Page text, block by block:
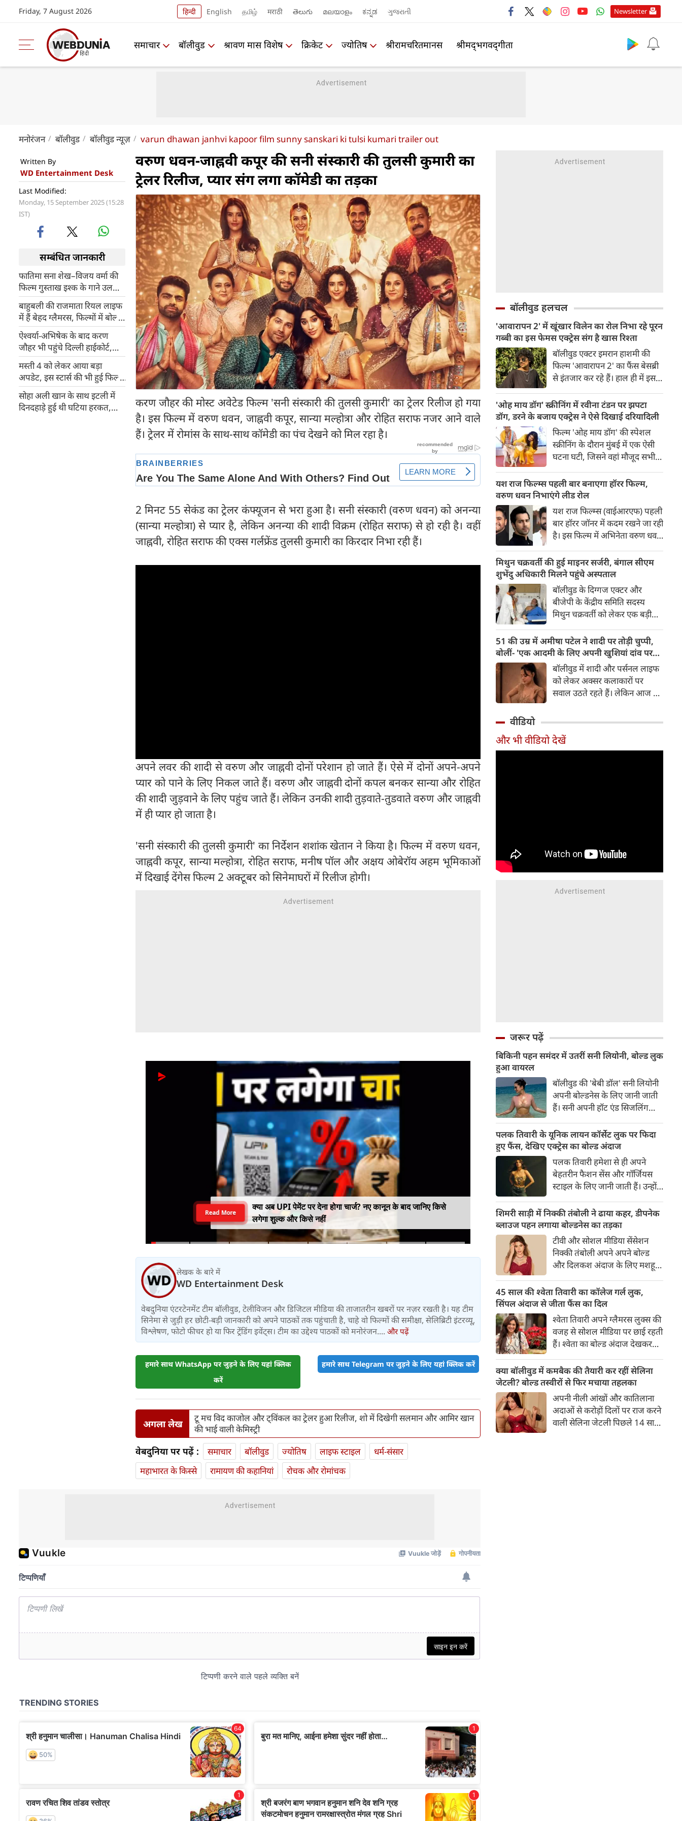
Friday, 7 August 2026 हिन्दी English தமிழ் मराठी తెలుగు മലയാളം ಕನ್ನಡ ગુજરાતી Newsletter
समाचार बॉलीवुड श्रावण मास विशेष क्रिकेट ज्योतिष श्रीरामचरितमानस श्रीमद्‍भगवद्‍गीता
मनोरंजन बॉलीवुड बॉलीवुड न्यूज़ varun dhawan janhvi kapoor film sunny sanskari ki tulsi kumari trailer out
Written By
WD Entertainment Desk
Last Modified:
Monday, 15 September 2025 (15:28
IST)
सम्बंधित जानकारी
फातिमा सना शेख–विजय वर्मा की
फिल्म गुस्ताख इश्क के गाने उल
जलूल इश्क का टीजर हुआ रिलीज
बाहुबली की राजमाता रियल लाइफ
में हैं बेहद ग्लैमरस, फिल्मों में बोल्ड
सीन्स दे चुकी हैं राम्या कृष्णन
ऐश्वर्या-अभिषेक के बाद करण
जौहर भी पहुंचे दिल्ली हाईकोर्ट,
व्यक्तित्व अधिकारों की सुरक्षा के
लिए दायर की याचिका
मस्ती 4 को लेकर आया बड़ा
अपडेट, इस स्टार्स की भी हुई फिल्म
में एंट्री, जानिए कब होगी रिलीज
सोहा अली खान के साथ इटली में
दिनदहाड़े हुई थी घटिया हरकत,
वरुण धवन-जाह्नवी कपूर की सनी संस्कारी की तुलसी कुमारी का
ट्रेलर रिलीज, प्यार संग लगा कॉमेडी का तड़का
करण जौहर की मोस्ट अवेटेड फिल्म 'सनी संस्कारी की तुलसी कुमारी' का ट्रेलर रिलीज हो गया
है। इस फिल्म में वरुण धवन, जाह्नवी कपूर, सान्या मल्होत्रा और रोहित सराफ नजर आने वाले
हैं। ट्रेलर में रोमांस के साथ-साथ कॉमेडी का पंच देखने को मिल रहा है।
2 मिनट 55 सेकंड का ट्रेलर कंफ्यूजन से भरा हुआ है। सनी संस्कारी (वरुण धवन) को अनन्या
(सान्या मल्होत्रा) से प्यार है, लेकिन अनन्या की शादी विक्रम (रोहित सराफ) से हो रही है। वहीं
जाह्नवी, रोहित सराफ की एक्स गर्लफ्रेंड तुलसी कुमारी का किरदार निभा रही हैं।
अपने लवर की शादी से वरुण और जाह्नवी दोनों परेशान हो जाते हैं। ऐसे में दोनों अपने-अपने
प्यार को पाने के लिए निकल जाते हैं। वरुण और जाह्नवी दोनों कपल बनकर सान्या और रोहित
की शादी जुड़वाने के लिए पहुंच जाते हैं। लेकिन उनकी शादी तुड़वाते-तुडवाते वरुण और जाह्नवी
में ही प्यार हो जाता है।
'सनी संस्कारी की तुलसी कुमारी' का निर्देशन शशांक खेतान ने किया है। फिल्म में वरुण धवन,
जाह्नवी कपूर, सान्या मल्होत्रा, रोहित सराफ, मनीष पॉल और अक्षय ओबेरॉय अहम भूमिकाओं
में दिखाई देंगेस फिल्म 2 अक्टूबर को सिनेमाघरों में रिलीज होगी।
क्या अब UPI पेमेंट पर देना होगा चार्ज? नए कानून के बाद जानिए किसे
लगेगा शुल्क और किसे नहीं
Read More
लेखक के बारे में
WD Entertainment Desk
वेबदुनिया एंटरटेनमेंट टीम बॉलीवुड, टेलीविजन और डिजिटल मीडिया की ताजातरीन खबरों पर नज़र रखती है। यह टीम
सिनेमा से जुड़ी हर छोटी-बड़ी जानकारी को अपने पाठकों तक पहुंचाती है, चाहे वो फिल्मों की समीक्षा, सेलिब्रिटी इंटरव्यू,
विश्लेषण, फोटो फीचर हो या फिर ट्रेंडिंग इवेंट्स। टीम का उद्देश्य पाठकों को मनोरंजन.... और पढ़ें
हमारे साथ WhatsApp पर जुड़ने के लिए यहां क्लिक
करें
हमारे साथ Telegram पर जुड़ने के लिए यहां क्लिक करें
अगला लेख
टू मच विद काजोल और ट्विंकल का ट्रेलर हुआ रिलीज, शो में दिखेगी सलमान और आमिर खान
की भाई वाली केमिस्ट्री
वेबदुनिया पर पढ़ें : समाचार बॉलीवुड ज्योतिष लाइफ स्‍टाइल
धर्म-संसार
महाभारत के किस्से
रामायण की कहानियां रोचक और रोमांचक
बॉलीवुड हलचल
'आवारापन 2' में खूंखार विलेन का रोल निभा रहे पूरन
गब्बी का इस फेमस एक्ट्रेस संग है खास रिश्ता
बॉलीवुड एक्टर इमरान हाशमी की
फिल्म 'आवारापन 2' का फैंस बेसब्री
से इंतजार कर रहे हैं। हाल ही में इस
दर्शकों का जबरदस्त रिस्पॉन्स मिला।
ट्रेलर में जितना इमरान हाशमी छाए
रहे उतना ही फिल्म के विलेन को भी
स्पेस मिला है।
'ओह माय डॉग' स्क्रीनिंग में रवीना टंडन पर झपटा
डॉग, डरने के बजाय एक्ट्रेस ने ऐसे दिखाई दरियादिली
फिल्म 'ओह माय डॉग' की स्पेशल
स्क्रीनिंग के दौरान मुंबई में एक ऐसी
घटना घटी, जिसने वहां मौजूद सभी
पैपराजी को पोज दे रहीं बॉलीवुड की
अभिनेत्री रवीना टंडन पर फिल्म का
चार पैरों वाला मुख्य कलाकार (डॉग
स्टार) अचानक बेकाबू होकर झपट
पड़ा।
यश राज फिल्म्स पहली बार बनाएगा हॉरर फिल्म,
वरुण धवन निभाएंगे लीड रोल
यश राज फिल्म्स (वाईआरएफ) पहली
बार हॉरर जॉनर में कदम रखने जा रही
है। इस फिल्म में अभिनेता वरुण धवन
निर्देशन और पटकथा की जिम्मेदारी
'रॉकेट बॉयज़' से चर्चित अभय पन्नू
संभालेंगे। फिल्म की शूटिंग इस वर्ष के
अंत में शुरू होने की योजना है और
इसे वर्ष 2027 में दुनियाभर के
सिनेमाघरों में रिलीज़ किया जाएगा।
मिथुन चक्रवर्ती की हुई माइनर सर्जरी, बंगाल सीएम
शुभेंदु अधिकारी मिलने पहुंचे अस्पताल
बॉलीवुड के दिग्गज एक्टर और
बीजेपी के केंद्रीय समिति सदस्य
मिथुन चक्रवर्ती को लेकर एक बड़ी
समस्याओं के चलते उन्हें कोलकाता
के एक निजी अस्पताल में भर्ती
कराया गया है, जहां डॉक्टरों की टीम
ने उनके दाहिने हाथ की एक माइनर
सर्जरी की है।
51 की उम्र में अमीषा पटेल ने शादी पर तोड़ी चुप्पी,
बोलीं- 'एक आदमी के लिए अपनी खुशियां दांव पर
नहीं लगा सकती' बॉलीवुड में शादी और पर्सनल लाइफ
को लेकर अक्सर कलाकारों पर
सवाल उठते रहते हैं। लेकिन आज के
और सुष्मिता सेन जैसी हस्तियों के
बाद अब 'गदर' फेम अभिनेत्री अमीषा
वीडियो
और भी वीडियो देखें
जरूर पढ़ें
बिकिनी पहन समंदर में उतरीं सनी लियोनी, बोल्ड लुक
हुआ वायरल
बॉलीवुड की 'बेबी डॉल' सनी लियोनी
अपनी बोल्डनेस के लिए जानी जाती
हैं। सनी अपनी हॉट एंड सिजलिंग
रहती हैं। फैंस सनी लियोनी की तस्वीरों
का बेसब्री से इंतजार करते हैं। इस बार
सनी लियोनी ने मालदीव वेकेशन से
अपनी कुछ बोल्ड तस्वीरें शेयर की है।
पलक तिवारी के यूनिक लायन कॉर्सेट लुक पर फिदा
हुए फैंस, देखिए एक्ट्रेस का बोल्ड अंदाज
पलक तिवारी हमेशा से ही अपने
बेहतरीन फैशन सेंस और गॉर्जियस
स्टाइल के लिए जानी जाती हैं। उन्होंने
फिर फैंस का दिल जीत लिया है।
पलक ने एक बेहद यूनीक और
स्टाइलिश गोल्डन कॉर्सेट टॉप में
अपनी कुछ तस्वीरें शेयर की है।
शिमरी साड़ी में निक्की तंबोली ने ढाया कहर, डीपनेक
ब्लाउज पहन लगाया बोल्डनेस का तड़का
टीवी और सोशल मीडिया सेंसेशन
निक्की तंबोली अपने अपने बोल्ड
और दिलकश अंदाज के लिए मशहूर
इंटरनेट पर तहलका मचाती रहती हैं।
इस बार निक्की ने मरून कलर की
साड़ी में अपनी कुछ सुपर सिजलिंग
तस्वीरें शेयर की है। खूबसूरत शिमरी
साड़ी में निक्की की अदाएं देखने
लायक है।
45 साल की श्वेता तिवारी का कॉलेज गर्ल लुक,
सिंपल अंदाज से जीता फैंस का दिल
श्वेता तिवारी अपने ग्लैमरस लुक्स की
वजह से सोशल मीडिया पर छाई रहती
हैं। श्वेता का बोल्ड अंदाज देखकर
बच्चों की मां हैं। 45 साल की श्वेता
तिवारी की तस्वीरों पर फैंस जमकर
प्यार लुटाते हैं। इस बार श्वेता तिवारी
ने वेकेशन से अपनी कुछ तस्वीरें शेयर
की है।
क्या बॉलीवुड में कमबैक की तैयारी कर रहीं सेलिना
जेटली? बोल्ड तस्वीरों से फिर मचाया तहलका
अपनी नीली आंखों और कातिलाना
अदाओं से करोड़ों दिलों पर राज करने
वाली सेलिना जेटली पिछले 14 साल